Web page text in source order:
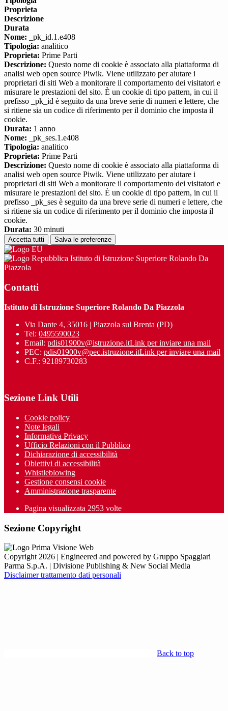
Proprieta
Descrizione
Durata
Nome: _pk_id.1.e408
Tipologia: analitico
Proprieta: Prime Parti
Descrizione: Questo nome di cookie è associato alla piattaforma di
analisi web open source Piwik. Viene utilizzato per aiutare i
proprietari di siti Web a monitorare il comportamento dei visitatori e
misurare le prestazioni del sito. È un cookie di tipo pattern, in cui il
prefisso _pk_id è seguito da una breve serie di numeri e lettere, che
si ritiene sia un codice di riferimento per il dominio che imposta il
cookie.
Durata: 1 anno
Nome: _pk_ses.1.e408
Tipologia: analitico
Proprieta: Prime Parti
Descrizione: Questo nome di cookie è associato alla piattaforma di
analisi web open source Piwik. Viene utilizzato per aiutare i
proprietari di siti Web a monitorare il comportamento dei visitatori e
misurare le prestazioni del sito. È un cookie di tipo pattern, in cui il
prefisso _pk_ses è seguito da una breve serie di numeri e lettere, che
si ritiene sia un codice di riferimento per il dominio che imposta il
cookie.
Durata: 30 minuti
Accetta tutti Salva le preferenze
Istituto di Istruzione Superiore Rolando Da
Piazzola
Contatti
Istituto di Istruzione Superiore Rolando Da Piazzola
Via Dante 4, 35016 | Piazzola sul Brenta (PD)
Tel: 0495590023
Email: pdis01900v@istruzione.itLink per inviare una mail
PEC: pdis01900v@pec.istruzione.itLink per inviare una mail
C.F.: 92189730283
Sezione Link Utili
Cookie policy
Note legali
Informativa Privacy
Ufficio Relazioni con il Pubblico
Dichiarazione di accessibilità
Obiettivi di accessibilità
Whistleblowing
Gestione consensi cookie
Amministrazione trasparente
Pagina visualizzata 2953 volte
Sezione Copyright
Copyright 2026 | Engineered and powered by Gruppo Spaggiari
Parma S.p.A. | Divisione Publishing & New Social Media
Disclaimer trattamento dati personali
Back to top